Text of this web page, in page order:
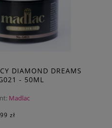
DIAMOND DREAMS
- 50ML
Madlac
zł